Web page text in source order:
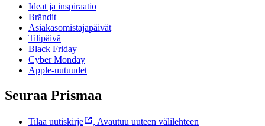
Ideat ja inspiraatio
Brändit
Asiakasomistajapäivät
Tilipäivä
Black Friday
Cyber Monday
Apple-uutuudet
Seuraa Prismaa
Tilaa uutiskirje , Avautuu uuteen välilehteen